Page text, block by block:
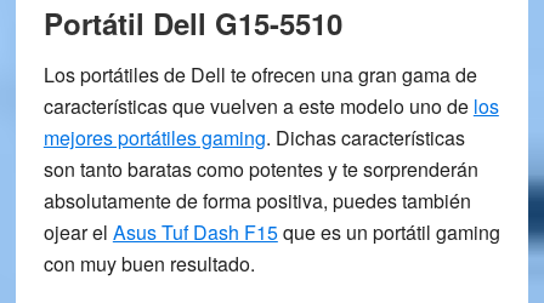
Portátil Dell G15-5510
Los portátiles de Dell te ofrecen una gran gama de
características que vuelven a este modelo uno de los
mejores portátiles gaming. Dichas características
son tanto baratas como potentes yte sorprenderán
absolutamente de forma positiva, puedes también
ojear el Asus Tuf Dash F15que es un portátil gaming
con muy buen resultado.